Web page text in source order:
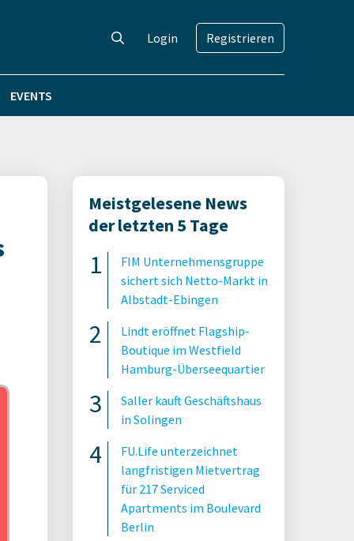
Login Registrieren
EVENTS
Meistgelesene News
der letzten 5 Tage
FIM Unternehmensgruppe
sichert sich Netto-Markt in
Albstadt-Ebingen
Lindt eröffnet Flagship-
Boutique im Westfield
Hamburg-Überseequartier
Saller kauft Geschäftshaus
in Solingen
FU.Life unterzeichnet
langfristigen Mietvertrag
für 217 Serviced
Apartments im Boulevard
Berlin